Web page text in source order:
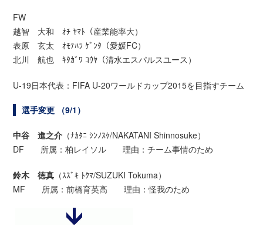
FW
越智 大和 ｵﾁ ﾔﾏﾄ（産業能率大）
表原 玄太 ｵﾓﾃﾊﾗ ｹﾞﾝﾀ（愛媛FC）
北川 航也 ｷﾀｶﾞﾜ ｺｳﾔ（清水エスパルスユース）
U-19日本代表：FIFA U-20ワールドカップ2015を目指すチーム
選手変更 （9/1）
中谷 進之介 （ﾅｶﾀﾆ ｼﾝﾉｽｹ/NAKATANI Shinnosuke）
DF 所属：柏レイソル 理由：チーム事情のため
鈴木 徳真 （ｽｽﾞｷ ﾄｸﾏ/SUZUKI Tokuma）
MF 所属：前橋育英高 理由：怪我のため